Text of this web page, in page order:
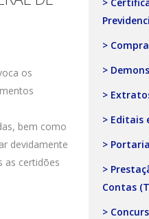
os
bem como
devidamente
as certidões
>
>
>
> Editais
>
>
Contas
>